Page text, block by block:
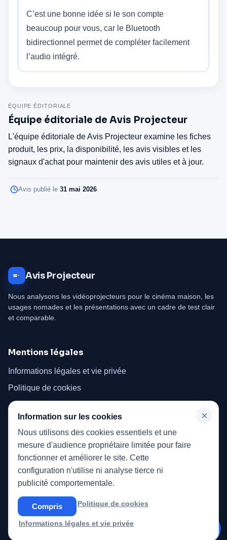
C’est une bonne idée si le son compte
beaucoup pour vous, car le Bluetooth
bidirectionnel permet de compléter facilement
l’audio intégré.
ÉQUIPE ÉDITORIALE
Équipe éditoriale de Avis Projecteur
L'équipe éditoriale de Avis Projecteur examine les fiches
produit, les prix, la disponibilité, les avis visibles et les
signaux d'achat pour maintenir des avis utiles et à jour.
Avis publié le 31 mai 2026
Avis Projecteur
Nous analysons les vidéoprojecteurs pour le cinéma maison, les
usages nomades et les présentations avec un cadre de test clair
et comparable.
Mentions légales
Informations légales et vie privée
Politique de cookies
Menu
Accueil
Ce site participe au Programme Partenaires Amazon EU et peut
percevoir une rémunération sur les achats remplissant les
conditions requises effectués via des liens vers www.amazon.fr.
×
Information sur les cookies
Nous utilisons des cookies essentiels et une
mesure d'audience propriétaire limitée pour faire
fonctionner et améliorer le site. Cette
configuration n'utilise ni analyse tierce ni
publicité comportementale.
Compris Politique de cookies
Informations légales et vie privée